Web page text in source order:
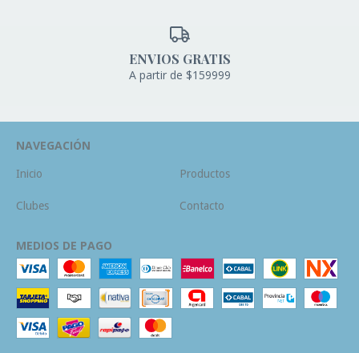
ENVIOS GRATIS
A partir de $159999
NAVEGACIÓN
Inicio Productos
Clubes Contacto
MEDIOS DE PAGO